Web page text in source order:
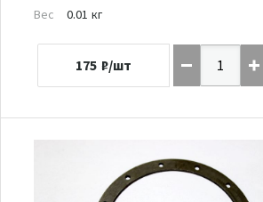
Вес
0.01 кг
175 ₽/шт